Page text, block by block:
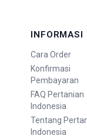
INFORMASI
Cara Order
Konfirmasi
Pembayaran
FAQ Pertanian
Indonesia
Tentang
Indonesia